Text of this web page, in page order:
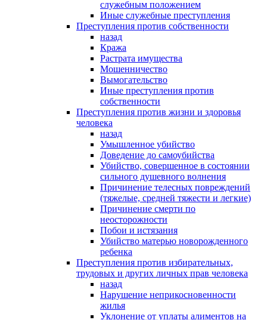
служебным положением
Иные служебные преступления
Преступления против собственности
назад
Кража
Растрата имущества
Мошенничество
Вымогательство
Иные преступления против
собственности
Преступления против жизни и здоровья
человека
назад
Умышленное убийство
Доведение до самоубийства
Убийство, совершенное в состоянии
сильного душевного волнения
Причинение телесных повреждений
(тяжелые, средней тяжести и легкие)
Причинение смерти по
неосторожности
Побои и истязания
Убийство матерью новорожденного
ребенка
Преступления против избирательных,
трудовых и других личных прав человека
назад
Нарушение неприкосновенности
жилья
Уклонение от уплаты алиментов на